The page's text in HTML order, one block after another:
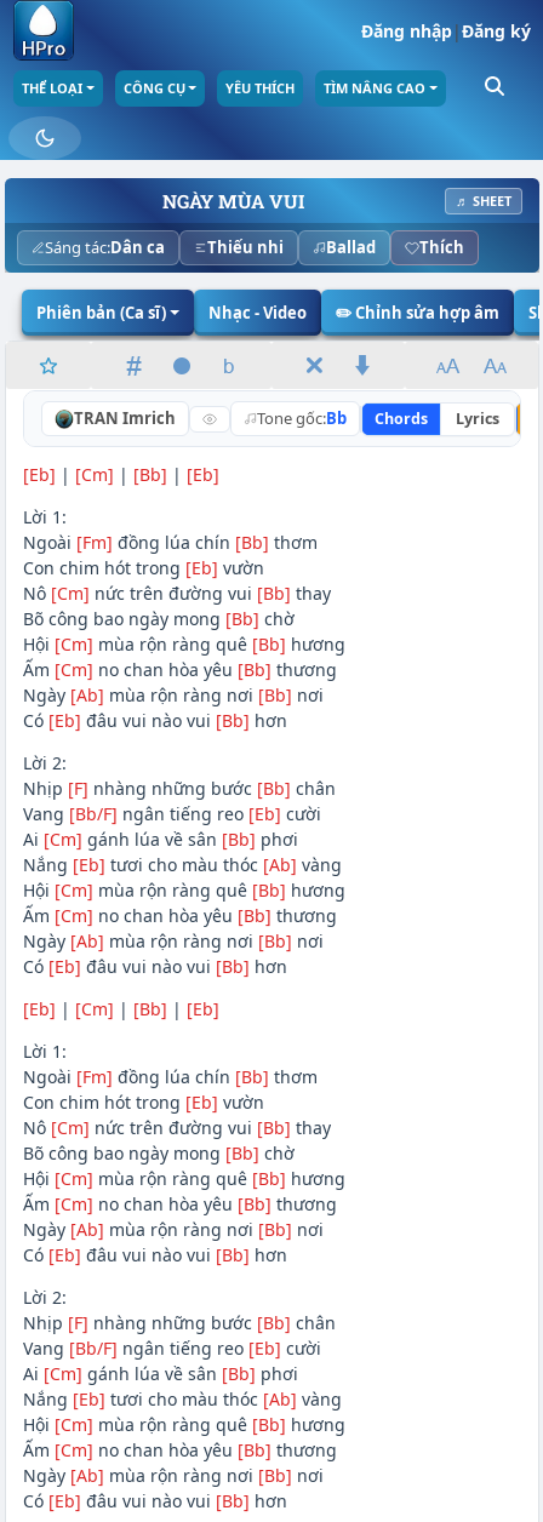
Đăng nhập|Đăng ký
THỂ LOẠI CÔNG CỤ YÊU THÍCH TÌM NÂNG CAO
NGÀY MÙA VUI ♬ SHEET
Sáng tác:Dân ca Thiếu nhi Ballad Thích
Phiên bản (Ca sĩ) Nhạc - Video ✏️ Chỉnh sửa hợp âm
TRAN Imrich Tone gốc:Bb Chords Lyrics
[Eb] | [Cm] | [Bb] | [Eb]
Lời 1:
Ngoài [Fm] đồng lúa chín [Bb] thơm
Con chim hót trong [Eb] vườn
Nô [Cm] nức trên đường vui [Bb] thay
Bõ công bao ngày mong [Bb] chờ
Hội [Cm] mùa rộn ràng quê [Bb] hương
Ấm [Cm] no chan hòa yêu [Bb] thương
Ngày [Ab] mùa rộn ràng nơi [Bb] nơi
Có [Eb] đâu vui nào vui [Bb] hơn
Lời 2:
Nhịp [F] nhàng những bước [Bb] chân
Vang [Bb/F] ngân tiếng reo [Eb] cười
Ai [Cm] gánh lúa về sân [Bb] phơi
Nắng [Eb] tươi cho màu thóc [Ab] vàng
Hội [Cm] mùa rộn ràng quê [Bb] hương
Ấm [Cm] no chan hòa yêu [Bb] thương
Ngày [Ab] mùa rộn ràng nơi [Bb] nơi
Có [Eb] đâu vui nào vui [Bb] hơn
[Eb] | [Cm] | [Bb] | [Eb]
Lời 1:
Ngoài [Fm] đồng lúa chín [Bb] thơm
Con chim hót trong [Eb] vườn
Nô [Cm] nức trên đường vui [Bb] thay
Bõ công bao ngày mong [Bb] chờ
Hội [Cm] mùa rộn ràng quê [Bb] hương
Ấm [Cm] no chan hòa yêu [Bb] thương
Ngày [Ab] mùa rộn ràng nơi [Bb] nơi
Có [Eb] đâu vui nào vui [Bb] hơn
Lời 2:
Nhịp [F] nhàng những bước [Bb] chân
Vang [Bb/F] ngân tiếng reo [Eb] cười
Ai [Cm] gánh lúa về sân [Bb] phơi
Nắng [Eb] tươi cho màu thóc [Ab] vàng
Hội [Cm] mùa rộn ràng quê [Bb] hương
Ấm [Cm] no chan hòa yêu [Bb] thương
Ngày [Ab] mùa rộn ràng nơi [Bb] nơi
Có [Eb] đâu vui nào vui [Bb] hơn